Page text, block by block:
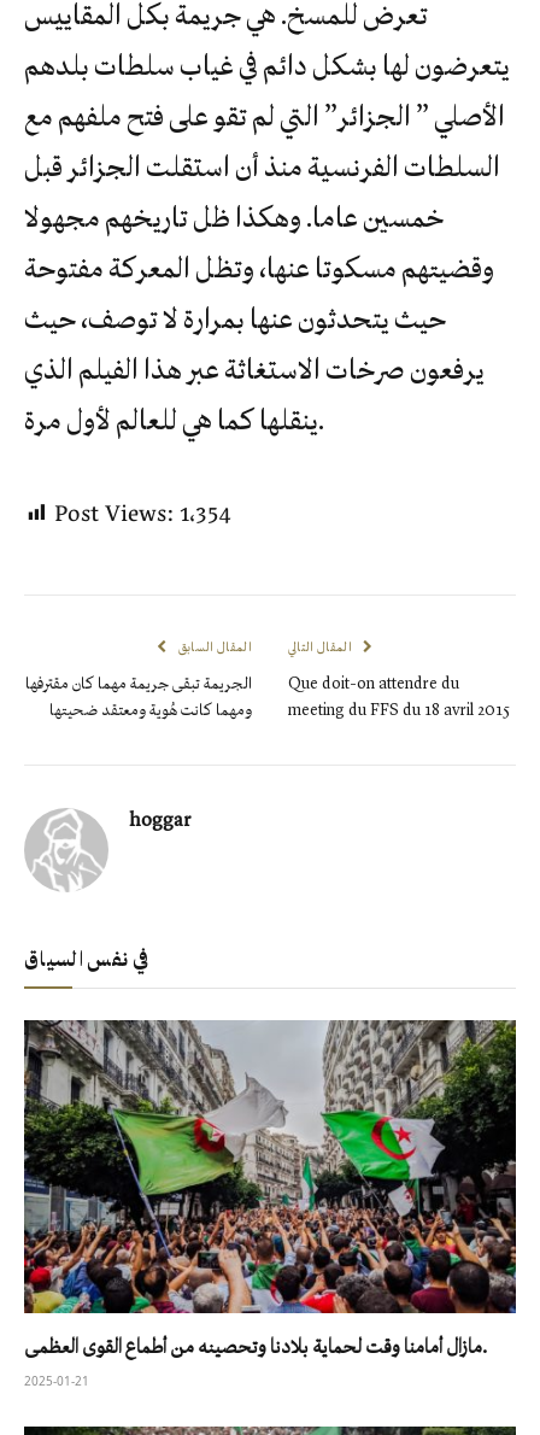
تعرض للمسخ. هي جريمة بكل المقاييس
يتعرضون لها بشكل دائم في غياب سلطات بلدهم
الأصلي ” الجزائر” التي لم تقو على فتح ملفهم مع
السلطات الفرنسية منذ أن استقلت الجزائر قبل
خمسين عاما. وهكذا ظل تاريخهم مجهولا
وقضيتهم مسكوتا عنها، وتظل المعركة مفتوحة
حيث يتحدثون عنها بمرارة لا توصف، حيث
يرفعون صرخات الاستغاثة عبر هذا الفيلم الذي
ينقلها كما هي للعالم لأول مرة.
Post Views: 1٬354
المقال السابق
الجريمة تبقى جريمة مهما كان مقترفها
ومهما كانت هُوية ومعتقد ضحيتها
Que doit-on attendre du
meeting du FFS du 18 avril 2015
hoggar
في نفس السياق
مازال أمامنا وقت لحماية بلادنا وتحصينه من أطماع القوى العظمى.
2025-01-21